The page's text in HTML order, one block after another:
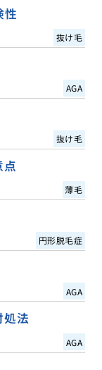
性
抜け毛
AGA
抜け毛
点
薄毛
円形脱毛症
AGA
処法
AGA